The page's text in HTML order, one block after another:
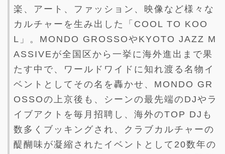
楽、アート、ファッション、映像など様々な
カルチャーを生み出した「COOL TO KOO
L」。MONDO GROSSOやKYOTO JAZZ M
ASSIVEが全国区から一挙に海外進出まで果
たす中で、ワールドワイドに知れ渡る名物イ
ベントとしてその名を轟かせ、MONDO GR
OSSOの上京後も、シーンの最先端のDJやラ
イブアクトを毎月招聘し、海外のTOP DJも
数多くブッキングされ、クラブカルチャーの
醍醐味が凝縮されたイベントとして20数年の